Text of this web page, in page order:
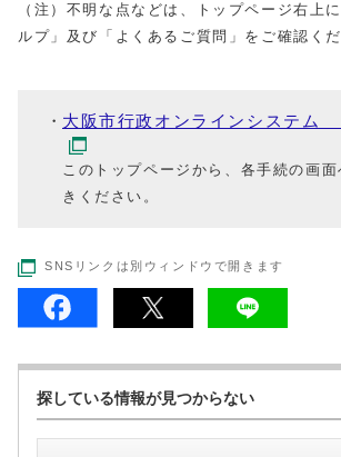
（注）不明な点などは、トップページ右上
ルプ」及び「よくあるご質問」をご確認くだ
大阪市行政オンラインシステム
このトップページから、各手続の画
きください。
SNSリンクは別ウィンドウで開きます
探している情報が見つからない